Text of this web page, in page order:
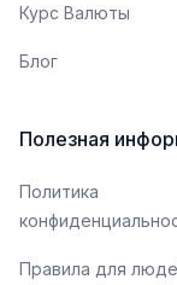
Курс Валюты
Блог
Полезная
Политика
Правила для